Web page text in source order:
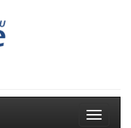
Toggle